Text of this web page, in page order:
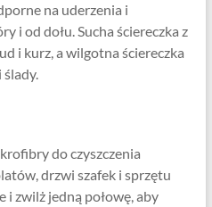
na uderzenia i
i od dołu. Sucha ściereczka z
i kurz, a wilgotna ściereczka
do czyszczenia
drzwi szafek i sprzętu
i zwilż jedną połowę, aby